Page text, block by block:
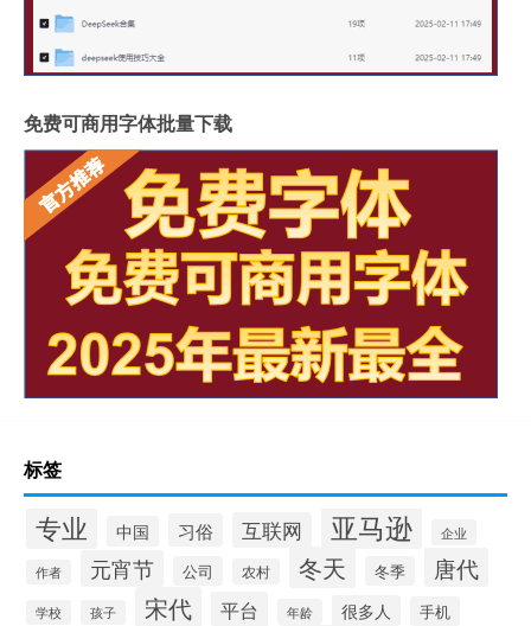
免费可商用字体批量下载
标签
专业 中国 习俗 互联网 亚马逊 企业
作者 元宵节 公司 农村 冬天 冬季 唐代
学校 孩子 宋代 平台 年龄 很多人 手机